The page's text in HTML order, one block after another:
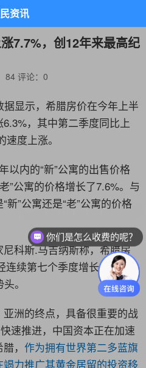
资讯
7.7%，创12年来最高纪
84 评论： 0
显示， 希腊房价在今年上半
，其中第二季度同比上
度上涨。
以内的“新”公寓的出售价格
”公寓的价格增长了7.6%。 与
”公寓还是“老”公寓的价格
科斯.马吉纳斯称，希腊房
续第七个季度增长，这是
。
洲的终点，具备很重要的战
速推进，中国资本正在加速
， 作为拥有世界第二多蓝旗
力推广其黄金居留的投资移
可以介绍下你们的产品么？
你们是怎么收费的呢？